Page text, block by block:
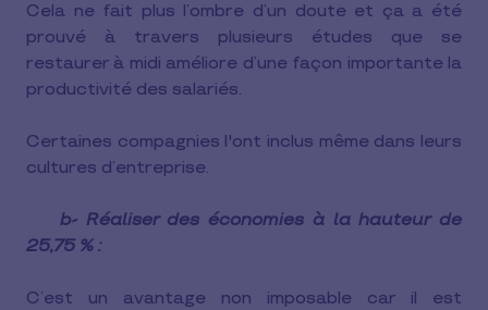
Cela ne fait plus l’ombre d’un doute et ça a été
prouvé à travers plusieurs études que se
restaurer à midi améliore d’une façon importante la
productivité des salariés.
Certaines compagnies l'ont inclus même dans leurs
cultures d’entreprise.
b- Réaliser des économies à la hauteur de
25,75 % :
C’est un avantage non imposable car il est